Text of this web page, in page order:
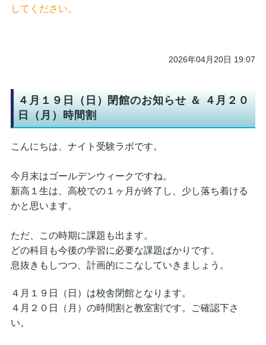
してください。
2026年04月20日 19:07
４月１９日（日）閉館のお知らせ ＆ ４月２０
日（月）時間割
こんにちは、ナイト受験ラボです。
今月末はゴールデンウィークですね。
新高１生は、高校での１ヶ月が終了し、少し落ち着ける
かと思います。
ただ、この時期に課題も出ます。
どの科目も今後の学習に必要な課題ばかりです。
息抜きもしつつ、計画的にこなしていきましょう。
４月１９日（日）は校舎閉館となります。
４月２０日（月）の時間割と教室割です。ご確認下さ
い。